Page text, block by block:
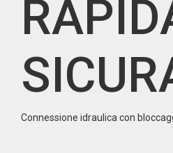
Connessione idraulica con